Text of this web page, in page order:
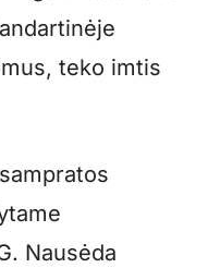
teko imtis
Nausėda